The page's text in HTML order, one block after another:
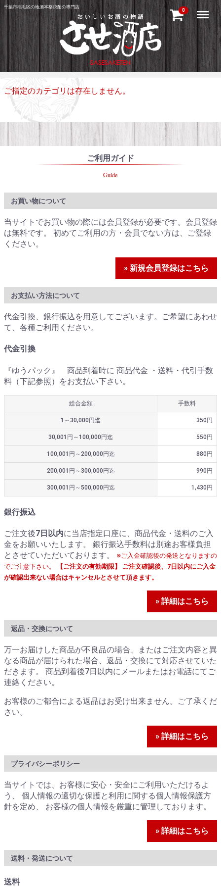
千葉市稲毛区の地酒本格焼酎の専門店
0 Menu
ご指定のカテゴリは存在しません。
ご利用ガイド
Guide
お買い物について
当サイトでお買い物の際には会員登録が必要です。会員登録
は無料です。 初めてご利用の方・会員でない方は、ご登録
ください。
» 新規会員登録はこちら
お支払い方法について
代金引換、銀行振込を用意してございます。ご希望にあわせ
て、各種ご利用ください。
代金引換
『ゆうパック』 商品到着時に 商品代金 ・送料・代引手数
料（下記参照）をお支払い下さい。
総合金額 手数料
1～30,000円迄 350円
30,001円～100,000円迄 550円
100,001円～200,000円迄 880円
200,001円～300,000円迄 990円
300,001円～500,000円迄 1,430円
銀行振込
ご注文後7日以内に当店指定口座に、商品代金・送料のご入
金をお願いいたします。 銀行振込手数料は別途お客様負担
とさせていただいております。
※ご入金確認後の発送となりますの
でご注意下さい。
【ご注文の有効期限】 ご注文確認後、7日以内にご入金
が確認出来ない場合はキャンセルとさせて頂きます。
» 詳細はこちら
返品・交換について
万一お届けした商品が不良品の場合、またはご注文内容と異
なる商品が届けられた場合、返品・交換にて対応させていた
だきます。 商品到着後7日以内にメールまたはお電話にてご
連絡ください。
お客様のご都合による返品はお受け出来ません。ご了承くだ
さい。
» 詳細はこちら
プライバシーポリシー
当サイトでは、お客様に安心・安全にご利用いただけるよ
う、 個人情報の適切な保護と利用に関する個人情報保護方
針を定め、 お客様の個人情報を厳重に管理しております。
» 詳細はこちら
送料・発送について
送料